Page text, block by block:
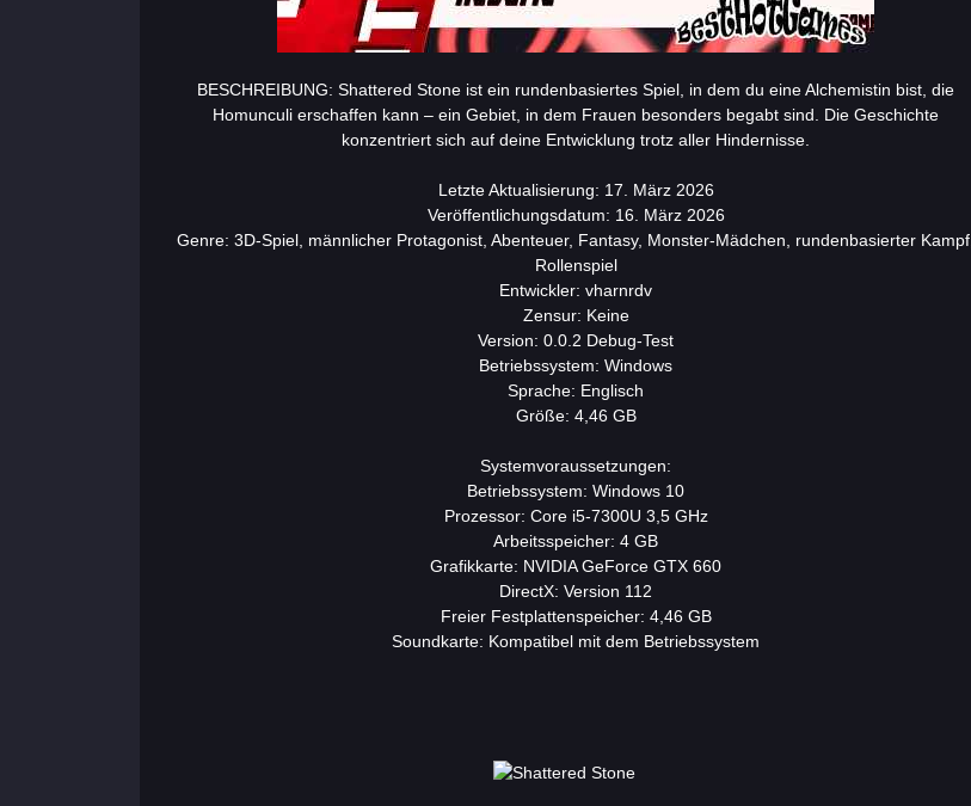
BESCHREIBUNG: Shattered Stone ist ein rundenbasiertes Spiel, in dem du eine Alchemistin bist, die
Homunculi erschaffen kann – ein Gebiet, in dem Frauen besonders begabt sind. Die Geschichte
konzentriert sich auf deine Entwicklung trotz aller Hindernisse.
Letzte Aktualisierung: 17. März 2026
Veröffentlichungsdatum: 16. März 2026
Genre: 3D-Spiel, männlicher Protagonist, Abenteuer, Fantasy, Monster-Mädchen, rundenbasierter Kampf,
Rollenspiel
Entwickler: vharnrdv
Zensur: Keine
Version: 0.0.2 Debug-Test
Betriebssystem: Windows
Sprache: Englisch
Größe: 4,46 GB
Systemvoraussetzungen:
Betriebssystem: Windows 10
Prozessor: Core i5-7300U 3,5 GHz
Arbeitsspeicher: 4 GB
Grafikkarte: NVIDIA GeForce GTX 660
DirectX: Version 112
Freier Festplattenspeicher: 4,46 GB
Soundkarte: Kompatibel mit dem Betriebssystem